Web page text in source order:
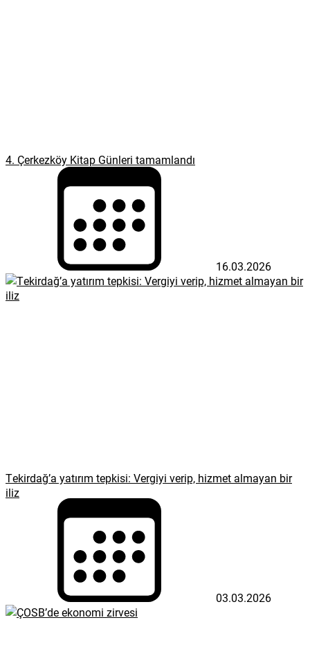
4. Çerkezköy Kitap Günleri tamamlandı
16.03.2026
Tekirdağ’a yatırım tepkisi: Vergiyi verip, hizmet almayan bir
iliz
03.03.2026